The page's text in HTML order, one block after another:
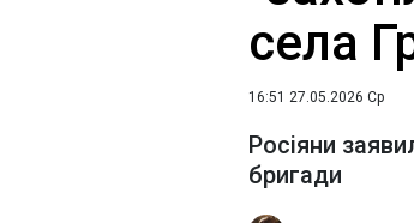
села
16:51 27.05.2026 Ср
Росіяни
бригади